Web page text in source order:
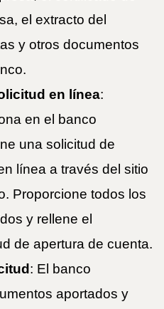
el extracto del
y otros documentos
en línea:
en el banco
una solicitud de
línea a través del sitio
Proporcione todos los
y rellene el
de apertura de cuenta.
: El banco
aportados y